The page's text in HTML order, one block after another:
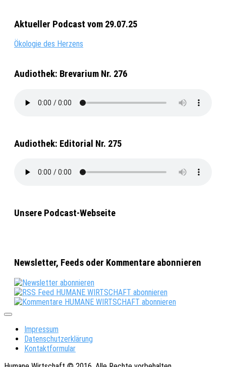
Aktueller Podcast vom 29.07.25
Ökologie des Herzens
Audiothek: Brevarium Nr. 276
Audiothek: Editorial Nr. 275
Unsere Podcast-Webseite
Newsletter, Feeds oder Kommentare abonnieren
Impressum
Datenschutzerklärung
Kontaktformular